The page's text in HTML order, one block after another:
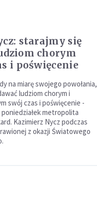
starajmy się
chorym
i poświęcenie
na miarę swojego powołania,
ludziom chorym i
swój czas i poświęcenie -
metropolita
Kazimierz Nycz podczas
z okazji Światowego